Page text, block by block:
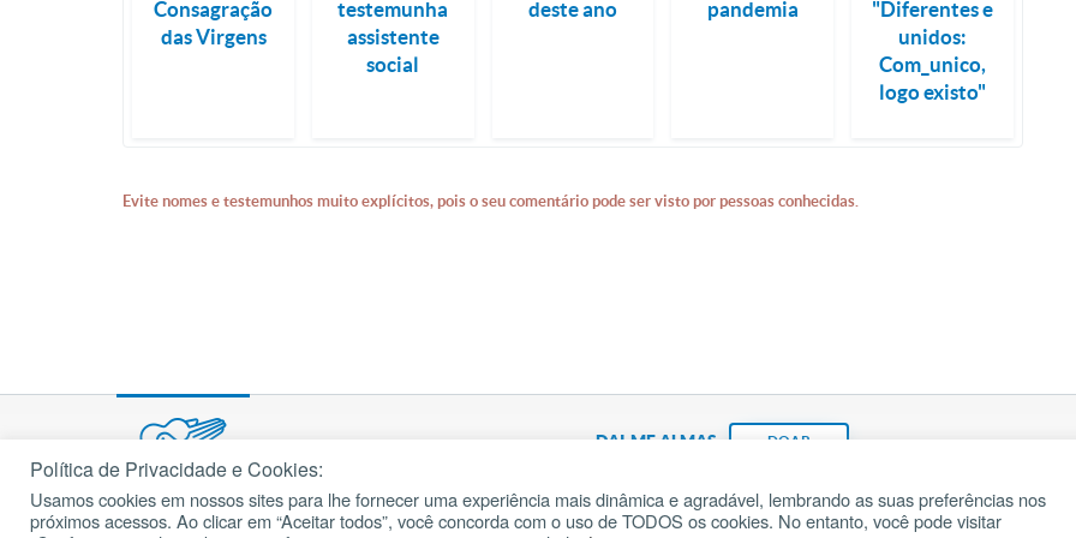
Consagração
das Virgens
testemunha
assistente
social
deste ano
pandemia
"Diferentes e
unidos:
Com_unico,
logo existo"
Evite nomes e testemunhos muito explícitos, pois o seu comentário pode ser visto por pessoas conhecidas.
DAI-ME ALMAS DOAR
Fundação João Paulo II Pedido de Oração
cancaonova.com© 2002 – 2026
Política de Privacidade e Cookies:
Usamos cookies em nossos sites para lhe fornecer uma experiência mais dinâmica e agradável, lembrando as suas preferências nos
próximos acessos. Ao clicar em “Aceitar todos”, você concorda com o uso de TODOS os cookies. No entanto, você pode visitar